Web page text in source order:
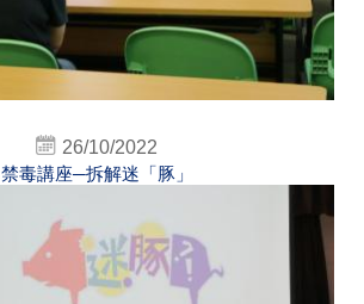
26/10/2022
禁毒講座─拆解迷「豚」